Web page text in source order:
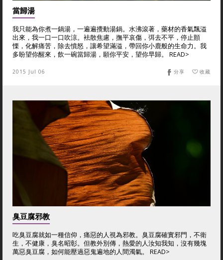
當歸湯
我只能為你煮一鍋湯，一遍遍攪動湯鍋。水沸滾著，藥材的香氣飄溢
出來，我一口一口吹涼。袪散焦慮，撫平哀傷，弭去不平，停止顫
慄，化解痛苦，除去憤怒，讓希望滿溢，帶回你小鹿般的生命力。我
多盼望你醒來，飲一碗當歸湯，願你平安，望你早歸。 READ>
2015 Jul 06 收藏
分享
臭豆腐邪教
吃臭豆腐就如一種信仰，痛惡的人視為邪教。臭豆腐確實邪門，不衛
生，不健康，臭名昭彰。但教外別傳，熱愛的人汝知我知，沒有幾塊
萬惡臭豆腐，如何能壓過惡鬼遍地的人間濁氣。 READ>